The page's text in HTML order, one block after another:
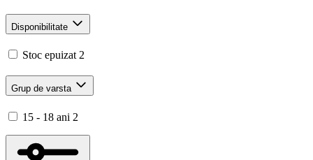
Disponibilitate
Stoc epuizat 2
Grup de varsta
15 - 18 ani 2